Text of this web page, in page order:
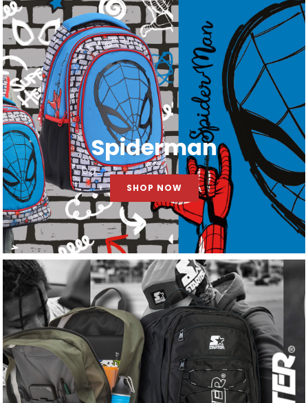
Spiderman
SHOP NOW